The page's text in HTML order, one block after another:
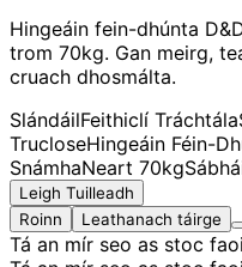
Hingeáin fein-dhúnta
trom 70kg. Gan meirg,
cruach dhosmálta.
SlándáilFeithiclí Tráchtála
TrucloseHingeáin Féin-
SnámhaNeart 70kg
Leigh Tuilleadh
Roinn
Leathanach táirge
Tá an mír seo as stoc